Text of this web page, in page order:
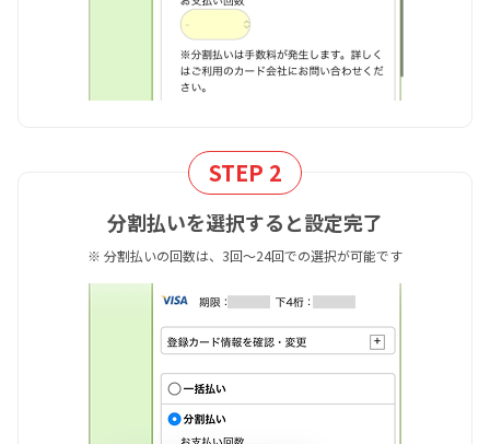
STEP 2
分割払いを選択すると設定完了
※ 分割払いの回数は、3回～24回での選択が可能です